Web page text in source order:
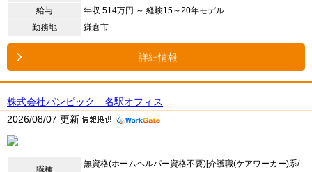
給与
年収 514万円 ～ 経験15～20年モデル
勤務地
鎌倉市
詳細情報
株式会社パンピック 名駅オフィス
2026/08/07 更新
職種
無資格(ホームヘルパー資格不要)[介護職(ケアワーカー)系/